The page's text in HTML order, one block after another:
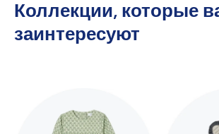
Коллекции, которые
заинтересуют